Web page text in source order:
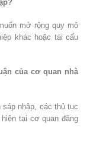
mở rộng quy mô
khác hoặc tái cấu
của cơ quan nhà
sáp nhập, các thủ tục
tại cơ quan đăng